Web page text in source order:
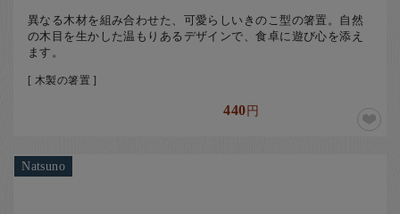
異なる木材を組み合わせた、可愛らしいきのこ型の箸置。自然
の木目を生かした温もりあるデザインで、食卓に遊び心を添え
ます。
[ 木製の箸置 ]
440円
Natsuno